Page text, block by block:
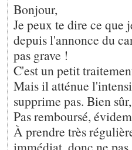
Bonjour,
Je peux te dire ce que
depuis l'annonce du
pas grave !
C'est un petit
Mais il atténue
supprime pas. Bien
Pas remboursé,
À prendre très